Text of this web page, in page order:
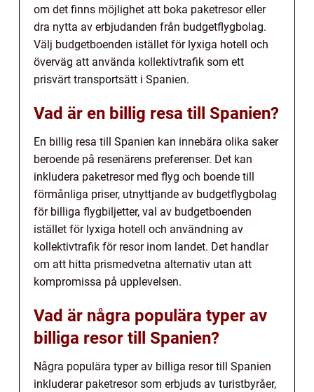
om det finns möjlighet att boka paketresor eller
dra nytta av erbjudanden från budgetflygbolag.
Välj budgetboenden istället för lyxiga hotell och
överväg att använda kollektivtrafik som ett
prisvärt transportsätt i Spanien.
Vad är en billig resa till Spanien?
En billig resa till Spanien kan innebära olika saker
beroende på resenärens preferenser. Det kan
inkludera paketresor med flyg och boende till
förmånliga priser, utnyttjande av budgetflygbolag
för billiga flygbiljetter, val av budgetboenden
istället för lyxiga hotell och användning av
kollektivtrafik för resor inom landet. Det handlar
om att hitta prismedvetna alternativ utan att
kompromissa på upplevelsen.
Vad är några populära typer av
billiga resor till Spanien?
Några populära typer av billiga resor till Spanien
inkluderar paketresor som erbjuds av turistbyråer,